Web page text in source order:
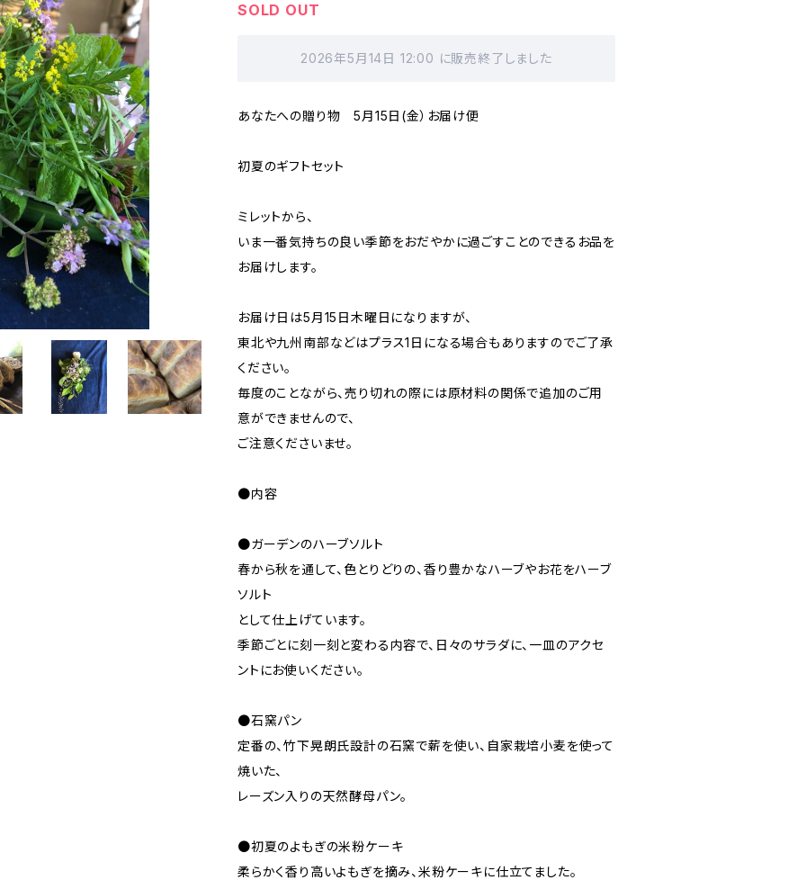
SOLD OUT
2026年5月14日 12:00 に販売終了しました
あなたへの贈り物 5月15日(金）お届け便
初夏のギフトセット
ミレットから、
いま一番気持ちの良い季節をおだやかに過ごすことのできるお品を
お届けします。
お届け日は5月15日木曜日になりますが、
東北や九州南部などはプラス1日になる場合もありますのでご了承
ください。
毎度のことながら、売り切れの際には原材料の関係で追加のご用
意ができませんので、
ご注意くださいませ。
●内容
●ガーデンのハーブソルト
春から秋を通して、色とりどりの、香り豊かなハーブやお花をハーブ
ソルト
として仕上げています。
季節ごとに刻一刻と変わる内容で、日々のサラダに、一皿のアクセ
ントにお使いください。
●石窯パン
定番の、竹下晃朗氏設計の石窯で薪を使い、自家栽培小麦を使って
焼いた、
レーズン入りの天然酵母パン。
●初夏のよもぎの米粉ケーキ
柔らかく香り高いよもぎを摘み、米粉ケーキに仕立てました。